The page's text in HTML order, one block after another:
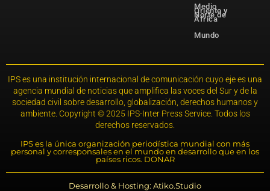
Medio
Oriente y
Norte de
África
Mundo
IPS es una institución internacional de comunicación cuyo eje es una
agencia mundial de noticias que amplifica las voces del Sur y de la
sociedad civil sobre desarrollo, globalización, derechos humanos y
ambiente. Copyright © 2025 IPS-Inter Press Service. Todos los
derechos reservados.
IPS es la única organización periodística mundial con más
personal y corresponsales en el mundo en desarrollo que en los
países ricos. DONAR
Desarrollo & Hosting: Atiko.Studio